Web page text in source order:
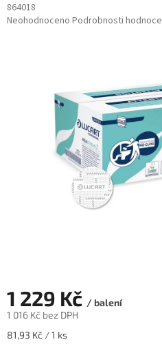
864018
Průměrné
Neohodnoceno Podrobnosti
1 229 Kč / balení
1 016 Kč bez DPH
Měrná
81,93 Kč / 1 ks